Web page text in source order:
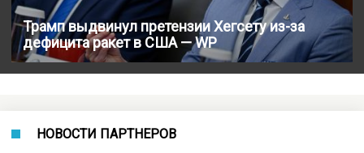
Трамп выдвинул претензии Хегсету из-за
дефицита ракет в США — WP
НОВОСТИ ПАРТНЕРОВ